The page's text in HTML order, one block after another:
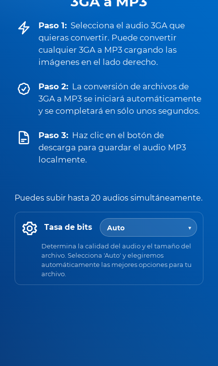
Paso 1: Selecciona el audio 3GA que
quieras convertir. Puede convertir
cualquier 3GA a MP3 cargando las
imágenes en el lado derecho.
Paso 2: La conversión de archivos de
3GA a MP3 se iniciará automáticamente
y se completará en sólo unos segundos.
Paso 3: Haz clic en el botón de
descarga para guardar el audio MP3
localmente.
Puedes subir hasta 20 audios simultáneamente.
Tasa de bits
Determina la calidad del audio y el tamaño del
archivo. Selecciona 'Auto' y elegiremos
automáticamente las mejores opciones para tu
archivo.